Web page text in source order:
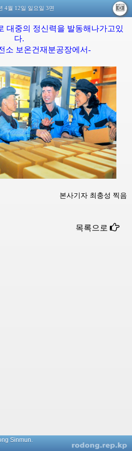
4월 12일 일요일 3면
대중의 정신력을 발동해나가고있
다.
소 보온건재분공장에서-
본사기자 최충성 찍음
목록으로
Sinmun.